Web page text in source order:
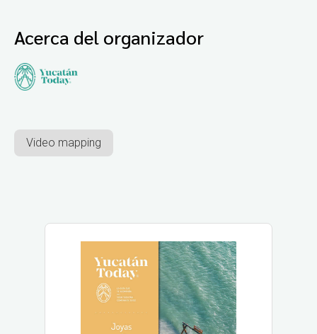
Acerca del organizador
Video mapping